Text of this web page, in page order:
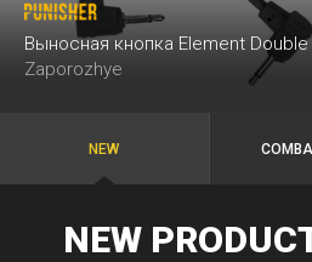
Выносная кнопка Element
Zaporozhye
NEW
NEW